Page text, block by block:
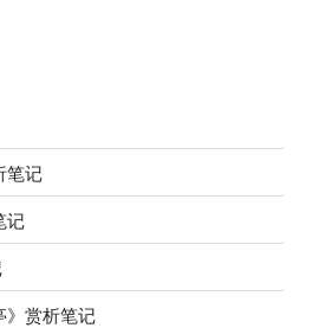
笔记
记
》赏析笔记